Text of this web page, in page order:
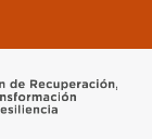
opens in a new